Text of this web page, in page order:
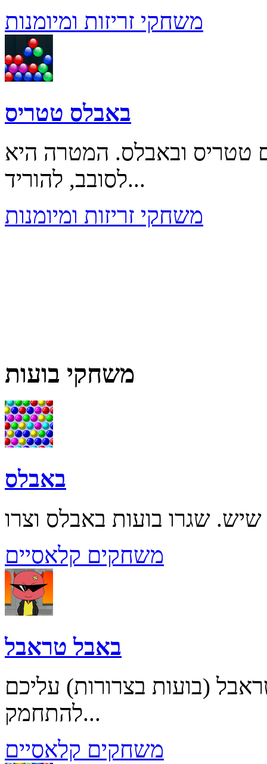
משחקי זריזות ומיומנות
באבלס טטריס
טטריס ובאבלס. המטרה היא
לסובב, להוריד...
משחקי זריזות ומיומנות
משחקי בועות
באבלס
משחקים קלאסיים
באבל טראבל
(בועות בצרורות) עליכם
להתחמק...
משחקים קלאסיים